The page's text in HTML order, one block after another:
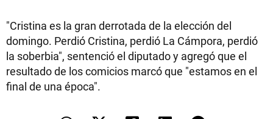
"Cristina es la gran derrotada de la elección del
domingo. Perdió Cristina, perdió La Cámpora, perdió
la soberbia", sentenció el diputado y agregó que el
resultado de los comicios marcó que "estamos en el
final de una época".